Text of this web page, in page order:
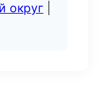
округ